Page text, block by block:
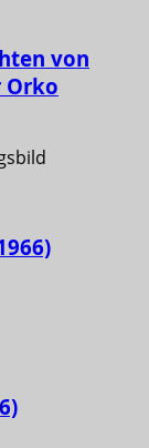
von
Orko